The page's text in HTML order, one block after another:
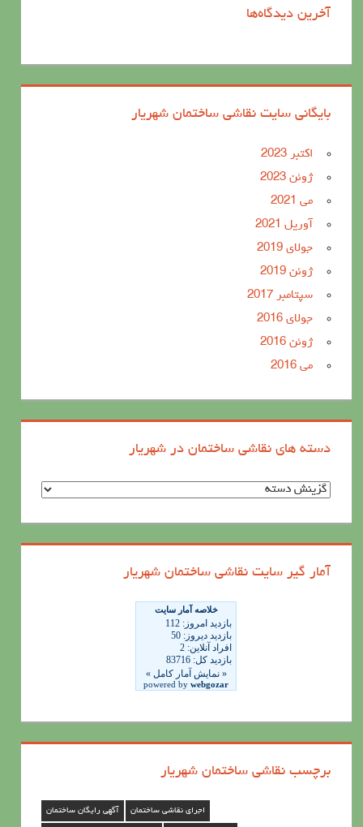
آخرین دیدگاه‌ها
بایگانی سایت نقاشی ساختمان شهریار
اکتبر 2023
ژوئن 2023
می 2021
آوریل 2021
جولای 2019
ژوئن 2019
سپتامبر 2017
جولای 2016
ژوئن 2016
می 2016
دسته های نقاشی ساختمان در شهریار
د
ش
س
آمار گیر سایت نقاشی ساختمان شهریار
برچسب نقاشی ساختمان شهریار
آگهی رایگان ساختمان اجرای نقاشی ساختمان